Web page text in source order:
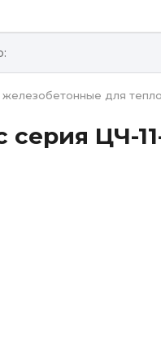
железобетонные для
серия ЦЧ-